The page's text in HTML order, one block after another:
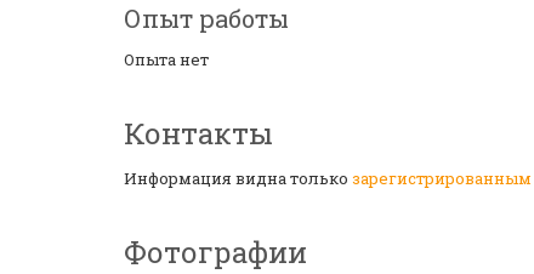
Опыт работы
Опыта нет
Контакты
Информация видна только зарегистрированным
Фотографии